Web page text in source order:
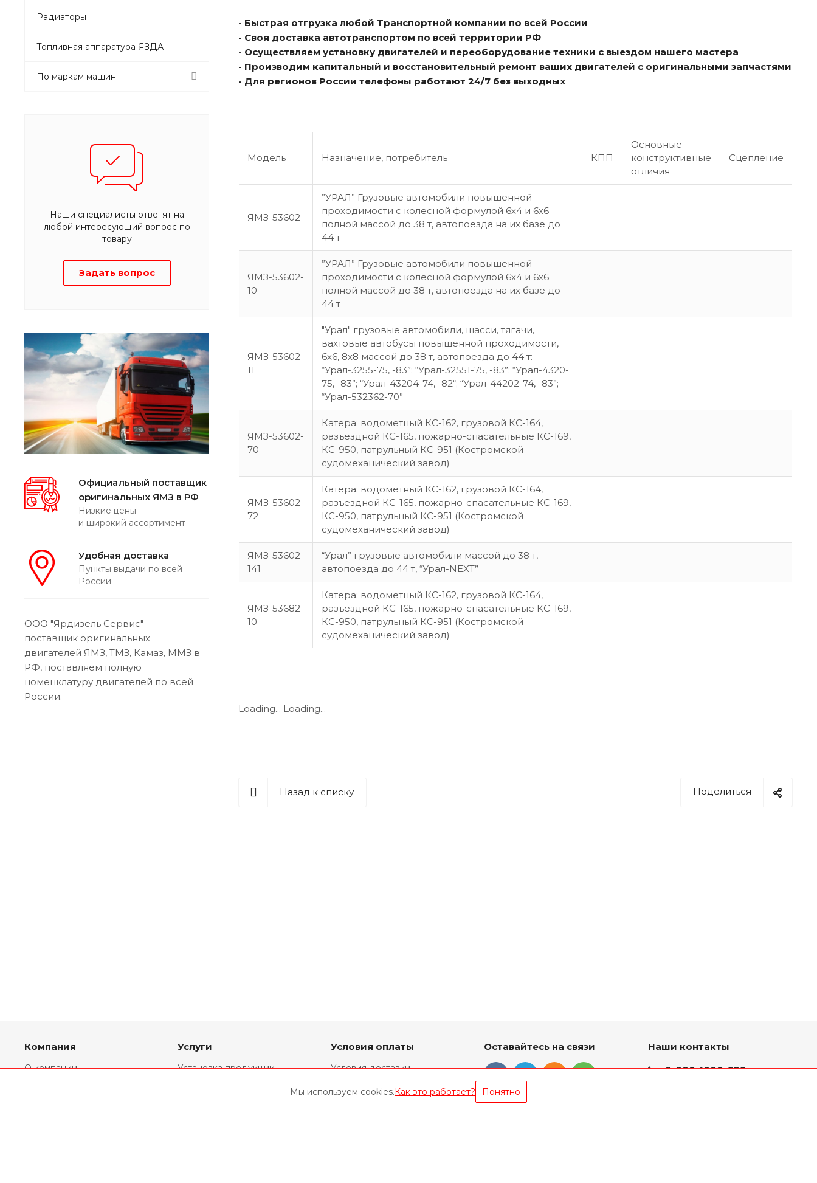
- Быстрая отгрузка любой Транспортной компании по всей России
- Своя доставка автотранспортом по всей территории РФ
- Осуществляем установку двигателей и переоборудование техники с выездом нашего мастера
- Производим капитальный и восстановительный ремонт ваших двигателей с оригинальными запчастями
- Для регионов России телефоны работают 24/7 без выходных
Модель Назначение, потребитель КПП
Основные
конструктивные
отличия
Сцепление
ЯМЗ-53602
”УРАЛ” Грузовые автомобили повышенной
проходимости с колесной формулой 6х4 и 6х6
полной массой до 38 т, автопоезда на их базе до
44 т
ЯМЗ-53602-
10
”УРАЛ” Грузовые автомобили повышенной
проходимости с колесной формулой 6х4 и 6х6
полной массой до 38 т, автопоезда на их базе до
44 т
ЯМЗ-53602-
11
"Урал" грузовые автомобили, шасси, тягачи,
вахтовые автобусы повышенной проходимости,
6х6, 8х8 массой до 38 т, автопоезда до 44 т:
“Урал-3255-75, -83”; “Урал-32551-75, -83”; “Урал-4320-
75, -83”; “Урал-43204-74, -82“; “Урал-44202-74, -83”;
“Урал-532362-70”
ЯМЗ-53602-
70
Катера: водометный КС-162, грузовой КС-164,
разъездной КС-165, пожарно-спасательные КС-169,
КС-950, патрульный КС-951 (Костромской
судомеханический завод)
ЯМЗ-53602-
72
Катера: водометный КС-162, грузовой КС-164,
разъездной КС-165, пожарно-спасательные КС-169,
КС-950, патрульный КС-951 (Костромской
судомеханический завод)
ЯМЗ-53602-
141
“Урал” грузовые автомобили массой до 38 т,
автопоезда до 44 т, “Урал-NEXT”
ЯМЗ-53682-
10
Катера: водометный КС-162, грузовой КС-164,
разъездной КС-165, пожарно-спасательные КС-169,
КС-950, патрульный КС-951 (Костромской
судомеханический завод)
Loading... Loading...
Поделиться
Назад к списку
Радиаторы
Топливная аппаратура ЯЗДА
По маркам машин
Наши специалисты ответят на
любой интересующий вопрос по
товару
Задать вопрос
Официальный поставщик
оригинальных ЯМЗ в РФ
Низкие цены
и широкий ассортимент
Удобная доставка
Пункты выдачи по всей
России
ООО "Ярдизель Сервис" -
поставщик оригинальных
двигателей ЯМЗ, ТМЗ, Камаз, ММЗ в
РФ, поставляем полную
номенклатуру двигателей по всей
России.
Компания
О компании
Услуги
Установка продукции
Условия оплаты
Условия доставки
Оставайтесь на связи
Наши контакты
8-800-1000-629
Мы используем cookies.Как это работает? Понятно